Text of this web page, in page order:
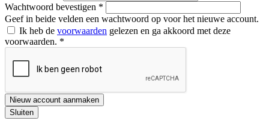
Wachtwoord bevestigen *
Geef in beide velden een wachtwoord op voor het nieuwe account.
Ik heb de voorwaarden gelezen en ga akkoord met deze
voorwaarden. *
Nieuw account aanmaken
Sluiten